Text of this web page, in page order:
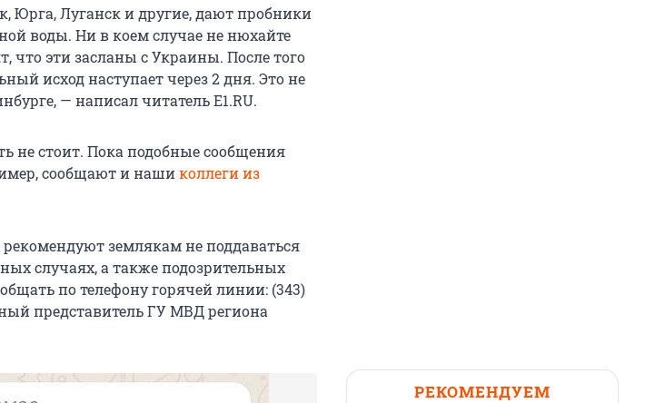
Юрга, Луганск и другие, дают пробники
воды. Ни в коем случае не нюхайте
что эти засланы с Украины. После того
исход наступает через 2 дня. Это не
— написал читатель E1.RU.
не стоит. Пока подобные сообщения
сообщают и нашиколлеги из
землякам не поддаваться
случаях, а также подозрительных
по телефону горячей линии: (343)
представитель ГУ МВД региона
РЕКОМЕНДУЕМ